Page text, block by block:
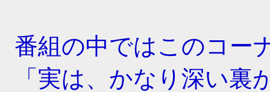
番組の中ではこのコー
「実は、かなり深い裏